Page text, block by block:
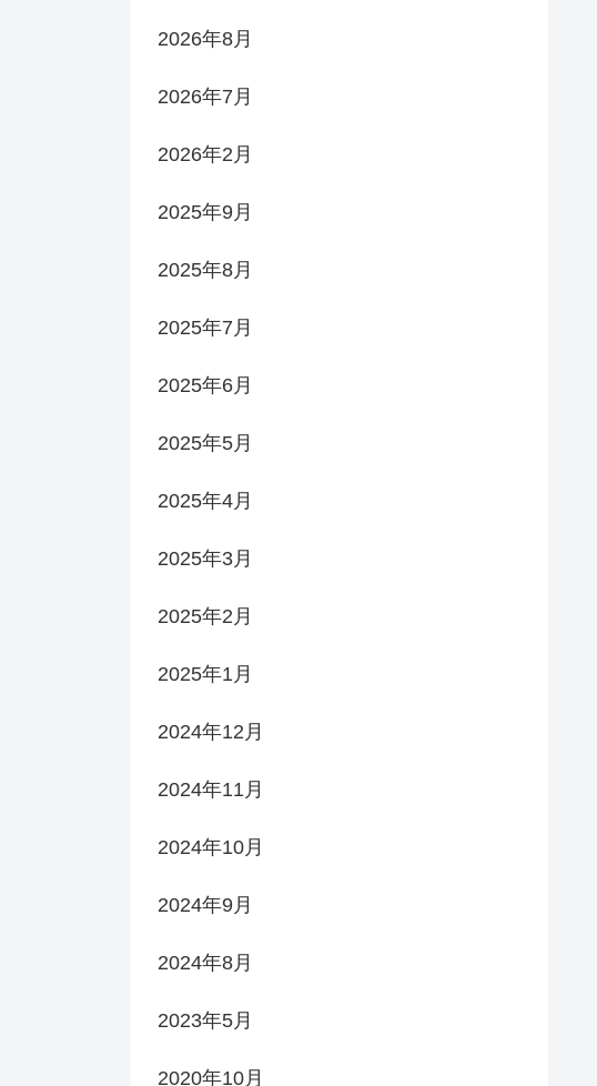
2026年8月
2026年7月
2026年2月
2025年9月
2025年8月
2025年7月
2025年6月
2025年5月
2025年4月
2025年3月
2025年2月
2025年1月
2024年12月
2024年11月
2024年10月
2024年9月
2024年8月
2023年5月
2020年10月